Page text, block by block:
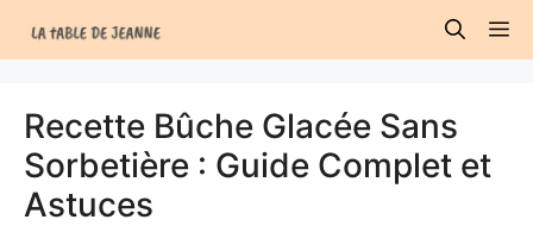
au
Recette Bûche Glacée Sans
Sorbetière : Guide Complet et
Astuces